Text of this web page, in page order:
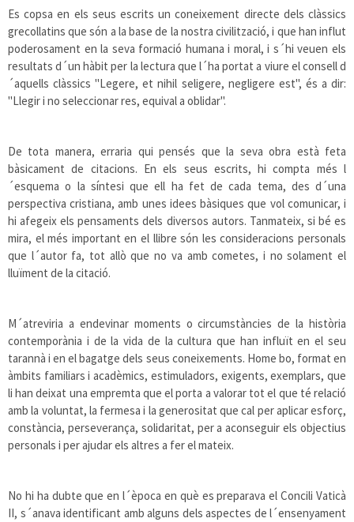
Es copsa en els seus escrits un coneixement directe dels clàssics
grecollatins que són a la base de la nostra civilització, i que han influt
poderosament en la seva formació humana i moral, i s´hi veuen els
resultats d´un hàbit per la lectura que l´ha portat a viure el consell d
´aquells clàssics "Legere, et nihil seligere, negligere est", és a dir:
"Llegir i no seleccionar res, equival a oblidar".
De tota manera, erraria qui pensés que la seva obra està feta
bàsicament de citacions. En els seus escrits, hi compta més l
´esquema o la síntesi que ell ha fet de cada tema, des d´una
perspectiva cristiana, amb unes idees bàsiques que vol comunicar, i
hi afegeix els pensaments dels diversos autors. Tanmateix, si bé es
mira, el més important en el llibre són les consideracions personals
que l´autor fa, tot allò que no va amb cometes, i no solament el
lluïment de la citació.
M´atreviria a endevinar moments o circumstàncies de la història
contemporània i de la vida de la cultura que han influït en el seu
tarannà i en el bagatge dels seus coneixements. Home bo, format en
àmbits familiars i acadèmics, estimuladors, exigents, exemplars, que
li han deixat una empremta que el porta a valorar tot el que té relació
amb la voluntat, la fermesa i la generositat que cal per aplicar esforç,
constància, perseverança, solidaritat, per a aconseguir els objectius
personals i per ajudar els altres a fer el mateix.
No hi ha dubte que en l´època en què es preparava el Concili Vaticà
II, s´anava identificant amb alguns dels aspectes de l´ensenyament